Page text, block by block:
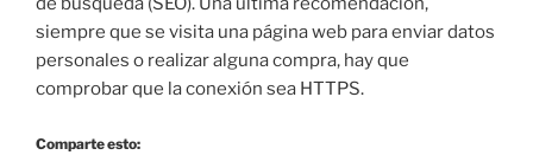
siempre que se visita una página web para enviar datos
personales o realizar alguna compra, hay que
comprobar que la conexión sea HTTPS.
Comparte esto: